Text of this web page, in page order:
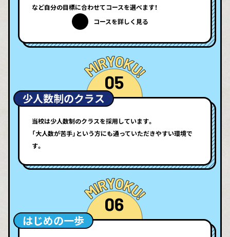
など自分の目標に合わせてコースを選べます！
コースを詳しく見る
少人数制のクラス
当校は少人数制のクラスを採用しています。
「大人数が苦手」という方にも通っていただきやすい環境で
す。
はじめの一歩